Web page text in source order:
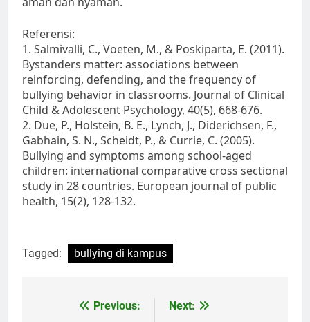
Referensi:
1. Salmivalli, C., Voeten, M., & Poskiparta, E. (2011).
Bystanders matter: associations between
reinforcing, defending, and the frequency of
bullying behavior in classrooms. Journal of Clinical
Child & Adolescent Psychology, 40(5), 668-676.
2. Due, P., Holstein, B. E., Lynch, J., Diderichsen, F.,
Gabhain, S. N., Scheidt, P., & Currie, C. (2005).
Bullying and symptoms among school-aged
children: international comparative cross sectional
study in 28 countries. European journal of public
health, 15(2), 128-132.
Tagged: bullying di kampus
Previous:
Next: